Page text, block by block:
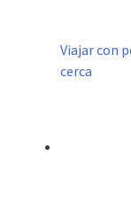
Viajar con
cerca